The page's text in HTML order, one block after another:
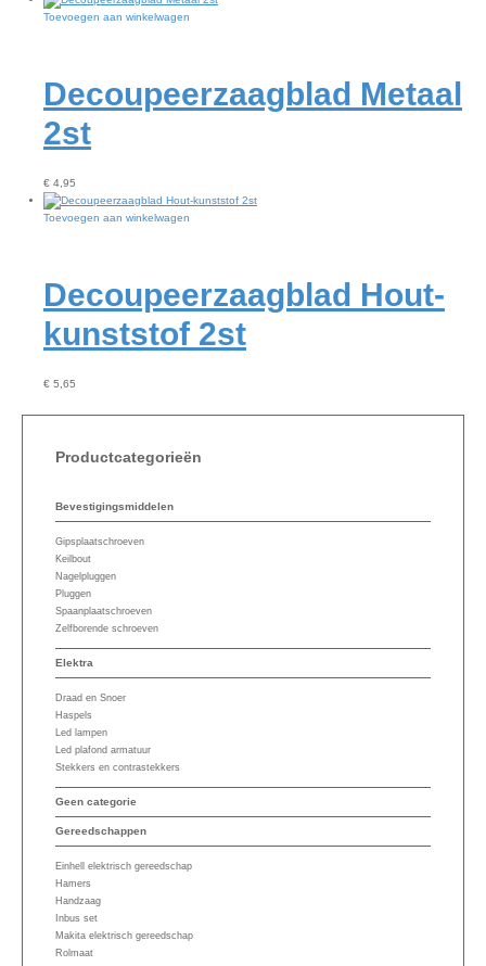
Toevoegen aan winkelwagen
Decoupeerzaagblad Metaal
2st
€ 4,95
Toevoegen aan winkelwagen
Decoupeerzaagblad Hout-
kunststof 2st
€ 5,65
Productcategorieën
Bevestigingsmiddelen
Gipsplaatschroeven
Keilbout
Nagelpluggen
Pluggen
Spaanplaatschroeven
Zelfborende schroeven
Elektra
Draad en Snoer
Haspels
Led lampen
Led plafond armatuur
Stekkers en contrastekkers
Geen categorie
Gereedschappen
Einhell elektrisch gereedschap
Hamers
Handzaag
Inbus set
Makita elektrisch gereedschap
Rolmaat